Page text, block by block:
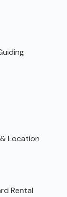
Location
Rental